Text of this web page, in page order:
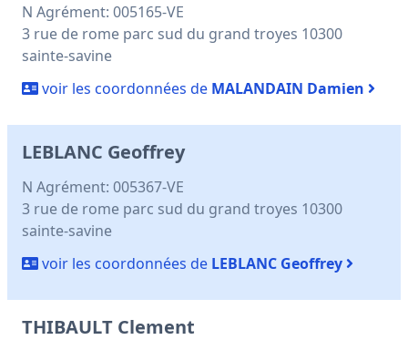
N Agrément: 005165-VE
3 rue de rome parc sud du grand troyes 10300
sainte-savine
voir les coordonnées de MALANDAIN Damien
LEBLANC Geoffrey
N Agrément: 005367-VE
3 rue de rome parc sud du grand troyes 10300
sainte-savine
voir les coordonnées de LEBLANC Geoffrey
THIBAULT Clement